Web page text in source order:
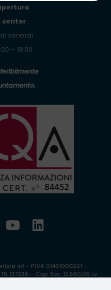
center
venerdì
– 18:00
srl – P.IVA 01431000221 –
137236 – Cap. Soc. 12.560,00 i.v.